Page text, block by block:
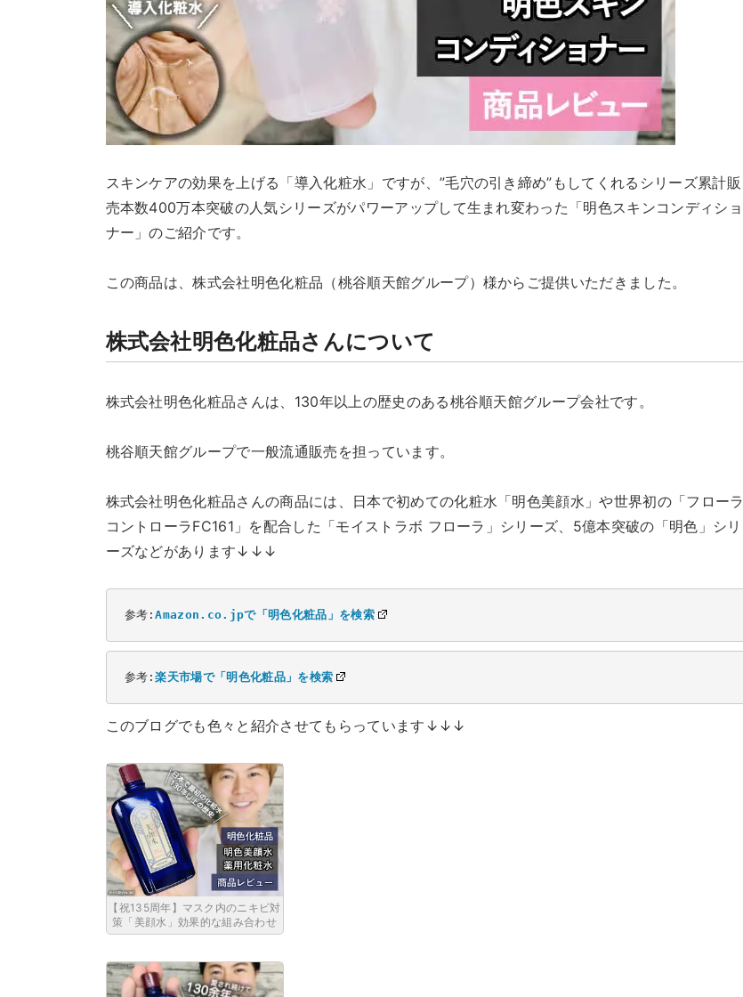
スキンケアの効果を上げる「導入化粧水」ですが、”毛穴の引き締め”もしてくれるシリーズ累計販
売本数400万本突破の人気シリーズがパワーアップして生まれ変わった「明色スキンコンディショ
ナー」のご紹介です。
この商品は、株式会社明色化粧品（桃谷順天館グループ）様からご提供いただきました。
株式会社明色化粧品さんについて
株式会社明色化粧品さんは、130年以上の歴史のある桃谷順天館グループ会社です。
桃谷順天館グループで一般流通販売を担っています。
株式会社明色化粧品さんの商品には、日本で初めての化粧水「明色美顔水」や世界初の「フローラ
コントローラFC161」を配合した「モイストラボ フローラ」シリーズ、5億本突破の「明色」シリ
ーズなどがあります↓↓↓
参考:Amazon.co.jpで「明色化粧品」を検索
参考:楽天市場で「明色化粧品」を検索
このブログでも色々と紹介させてもらっています↓↓↓
【祝135周年】マスク内のニキビ対
策「美顔水」効果的な組み合わせ